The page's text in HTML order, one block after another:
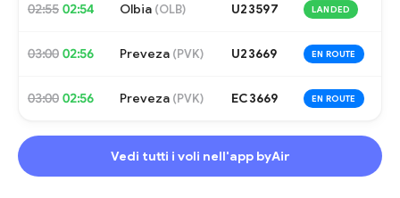
02:55 02:54 Olbia (OLB) U23597 LANDED
03:00 02:56 Preveza (PVK) U23669 EN ROUTE
03:00 02:56 Preveza (PVK) EC3669 EN ROUTE
Vedi tutti i voli nell'app byAir